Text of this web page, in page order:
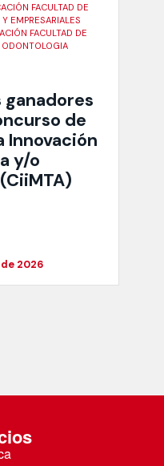
FACULTAD DE
EMPRESARIALES
FACULTAD DE
ODONTOLOGIA
ganadores
de
Innovación
y/o
2026